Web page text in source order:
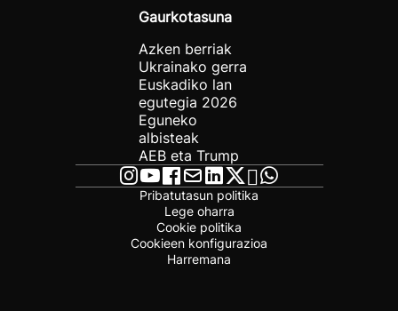
Gaurkotasuna
Azken berriak
Ukrainako gerra
Euskadiko lan
egutegia 2026
Eguneko
albisteak
AEB eta Trump
Pribatutasun politika
Lege oharra
Cookie politika
Cookieen konfigurazioa
Harremana